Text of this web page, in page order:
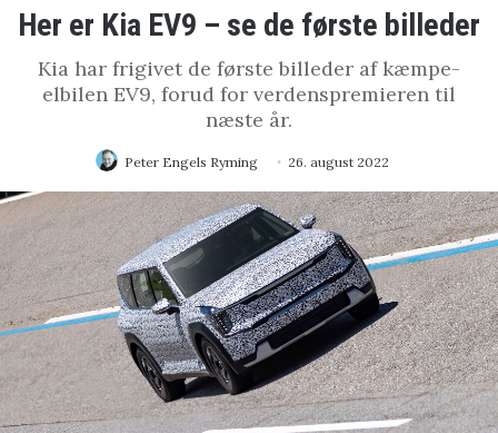
Her er Kia EV9 – se de første billeder
Kia har frigivet de første billeder af kæmpe-
elbilen EV9, forud for verdenspremieren til
næste år.
Peter Engels Ryming 26. august 2022